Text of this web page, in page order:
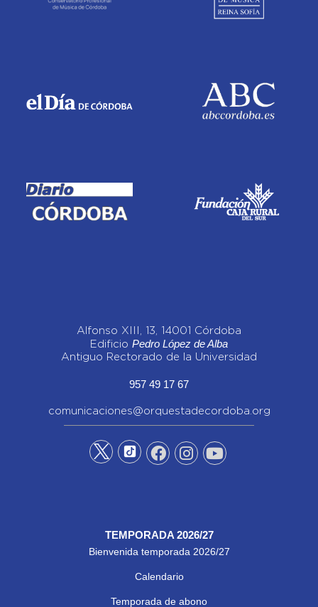
Alfonso XIII, 13, 14001 Córdoba
Edificio Pedro López de Alba
Antiguo Rectorado de la Universidad
957 49 17 67
comunicaciones@orquestadecordoba.org
TEMPORADA 2026/27
Bienvenida temporada 2026/27
Calendario
Temporada de abono